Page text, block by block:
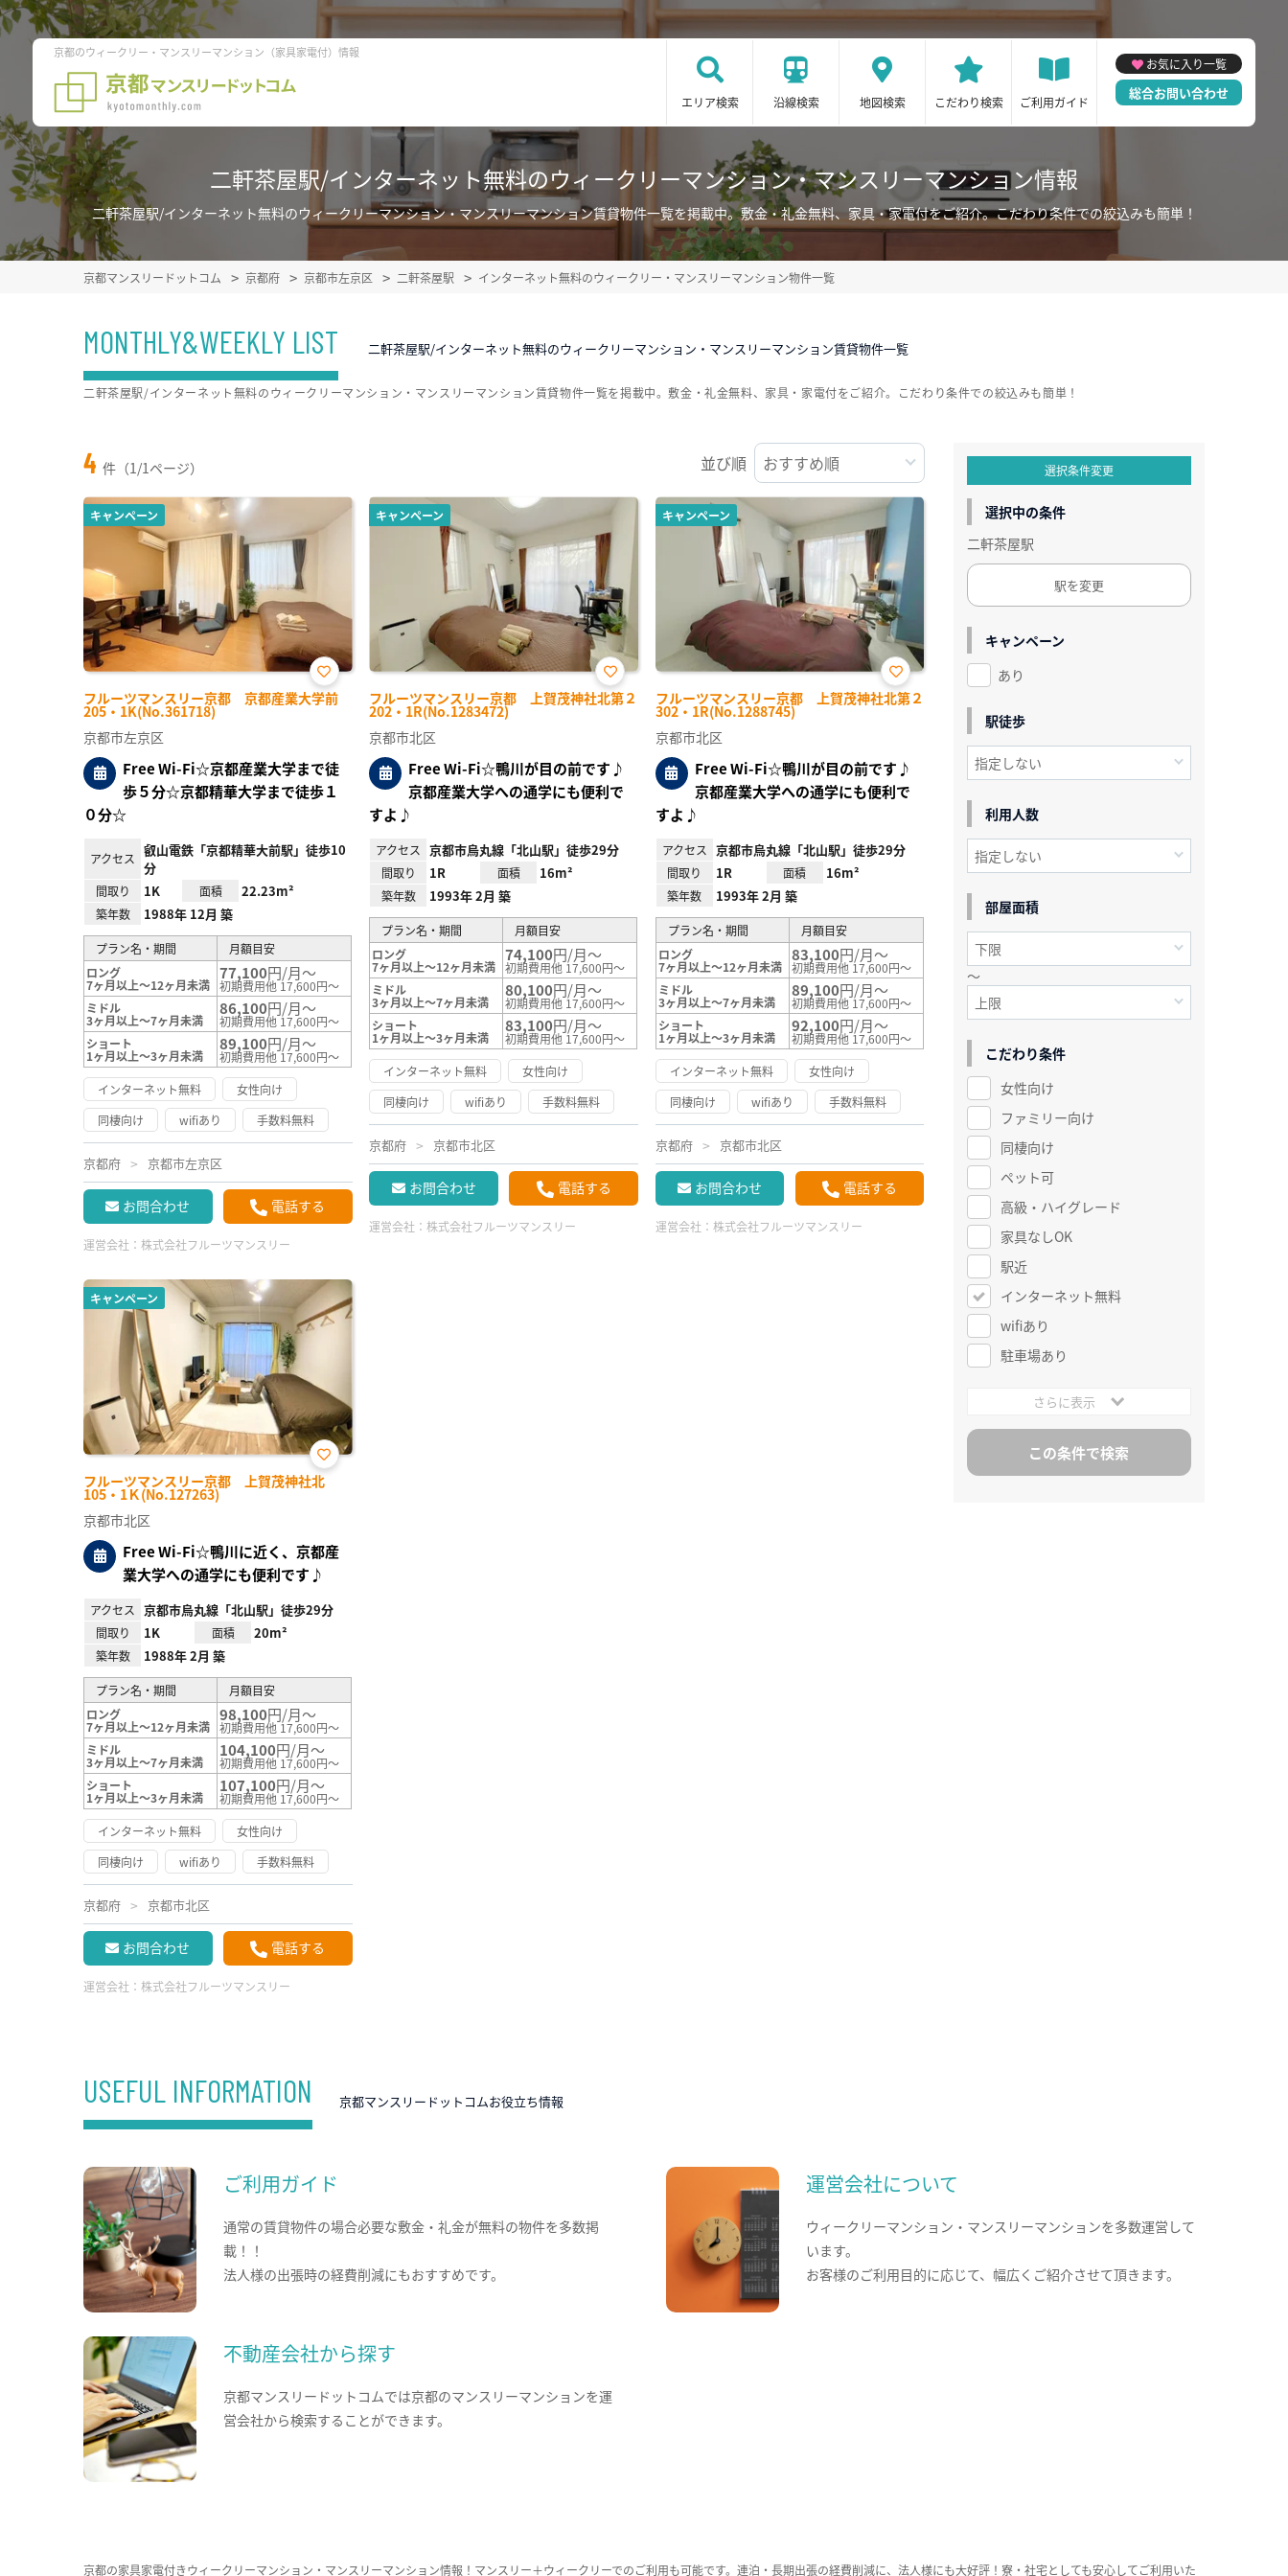
京都のウィークリー・マンスリーマンション（家具家電付）情報
エリア検索 沿線検索 地図検索 こだわり検索 ご利用ガイド
お気に入り一覧
総合お問い合わせ
二軒茶屋駅/インターネット無料のウィークリーマンション・マンスリーマンション情報
二軒茶屋駅/インターネット無料のウィークリーマンション・マンスリーマンション賃貸物件一覧を掲載中。敷金・礼金無料、家具・家電付をご紹介。こだわり条件での絞込みも簡単！
京都マンスリードットコム 京都府 京都市左京区 二軒茶屋駅 インターネット無料のウィークリー・マンスリーマンション物件一覧
MONTHLY&WEEKLY LIST 二軒茶屋駅/インターネット無料のウィークリーマンション・マンスリーマンション賃貸物件一覧
4 件（1/1ページ） 並び順
キャンペーン
フルーツマンスリー京都 京都産業大学前
205・1K(No.361718)
お気
に入
京都市左京区
Free Wi-Fi☆京都産業大学まで徒
歩５分☆京都精華大学まで徒歩１
０分☆
アクセス
叡山電鉄「京都精華大前駅」徒歩10
分
間取り 1K 面積 22.23m²
築年数 1988年 12月 築
プラン名・期間
月額目安
ロング
7ヶ月以上～12ヶ月未満
77,100円/月～
初期費用他 17,600円～
ミドル
3ヶ月以上～7ヶ月未満
86,100円/月～
初期費用他 17,600円～
ショート
1ヶ月以上～3ヶ月未満
89,100円/月～
初期費用他 17,600円～
インターネット無料
女性向け
同棲向け
wifiあり 手数料無料
京都府 京都市左京区
お問合わせ 電話する
運営会社： 株式会社フルーツマンスリー
キャンペーン
フルーツマンスリー京都 上賀茂神社北第２
202・1R(No.1283472)
お気
に入
京都市北区
Free Wi-Fi☆鴨川が目の前です♪
京都産業大学への通学にも便利で
すよ♪
アクセス 京都市烏丸線「北山駅」徒歩29分
間取り 1R 面積 16m²
築年数 1993年 2月 築
プラン名・期間
月額目安
ロング
7ヶ月以上～12ヶ月未満
74,100円/月～
初期費用他 17,600円～
ミドル
3ヶ月以上～7ヶ月未満
80,100円/月～
初期費用他 17,600円～
ショート
1ヶ月以上～3ヶ月未満
83,100円/月～
初期費用他 17,600円～
インターネット無料
女性向け
同棲向け
wifiあり 手数料無料
京都府 京都市北区
お問合わせ 電話する
運営会社：株式会社フルーツマンスリー
キャンペーン
フルーツマンスリー京都 上賀茂神社北第２
302・1R(No.1288745)
お気
に入
京都市北区
Free Wi-Fi☆鴨川が目の前です♪
京都産業大学への通学にも便利で
すよ♪
アクセス 京都市烏丸線「北山駅」徒歩29分
間取り 1R 面積 16m²
築年数 1993年 2月 築
プラン名・期間
月額目安
ロング
7ヶ月以上～12ヶ月未満
83,100円/月～
初期費用他 17,600円～
ミドル
3ヶ月以上～7ヶ月未満
89,100円/月～
初期費用他 17,600円～
ショート
1ヶ月以上～3ヶ月未満
92,100円/月～
初期費用他 17,600円～
インターネット無料
女性向け
同棲向け
wifiあり 手数料無料
京都府 京都市北区
お問合わせ 電話する
運営会社： 株式会社フルーツマンスリー
キャンペーン
フルーツマンスリー京都 上賀茂神社北
105・1Ｋ(No.127263)
お気
に入
京都市北区
Free Wi-Fi☆鴨川に近く、京都産
業大学への通学にも便利です♪
アクセス 京都市烏丸線「北山駅」徒歩29分
間取り 1K 面積 20m²
築年数 1988年 2月 築
プラン名・期間
月額目安
ロング
7ヶ月以上～12ヶ月未満
98,100円/月～
初期費用他 17,600円～
ミドル
3ヶ月以上～7ヶ月未満
104,100円/月～
初期費用他 17,600円～
ショート
1ヶ月以上～3ヶ月未満
107,100円/月～
初期費用他 17,600円～
インターネット無料
女性向け
同棲向け
wifiあり 手数料無料
京都府 京都市北区
お問合わせ 電話する
運営会社： 株式会社フルーツマンスリー
二軒茶屋駅/インターネット無料のウィークリーマンション・マンスリーマンション賃貸物件一覧を掲載中。敷金・礼金無料、家具・家電付をご紹介。こだわり条件での絞込みも簡単！
選択条件変更
選択中の条件
二軒茶屋駅
駅を変更
キャンペーン
あり
駅徒歩
利用人数
部屋面積
～
こだわり条件
女性向け
ファミリー向け
同棲向け
ペット可
高級・ハイグレード
家具なしOK
駅近
インターネット無料
wifiあり
駐車場あり
さらに表示
USEFUL INFORMATION 京都マンスリードットコムお役立ち情報
ご利用ガイド
通常の賃貸物件の場合必要な敷金・礼金が無料の物件を多数掲
載！！
法人様の出張時の経費削減にもおすすめです。
運営会社について
ウィークリーマンション・マンスリーマンションを多数運営して
います。
お客様のご利用目的に応じて、幅広くご紹介させて頂きます。
不動産会社から探す
京都マンスリードットコムでは京都のマンスリーマンションを運
営会社から検索することができます。
京都の家具家電付きウィークリーマンション・マンスリーマンション情報！マンスリー＋ウィークリーでのご利用も可能です。連泊・長期出張の経費削減に、法人様にも大好評！寮・社宅としても安心してご利用いた